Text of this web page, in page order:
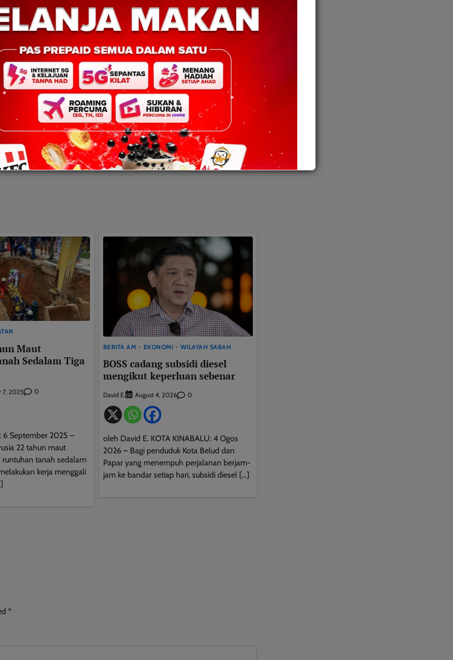
segmen ini berjaya menampilkan Sabah sebagai destinasi budaya
pelancongan dan pertukaran budaya.
& Pageant Association, iLumina dan Discover Sabah Digital yang
antarabangsa.
Peringkat Negeri, Joanna Kitingan, menyifatkan penyertaan
Sabah terus dipelihara dan dihargai di peringkat global.
bahawa warisan tradisi bukan sahaja mampu dikekalkan, malah
simbol kebanggaan serantau.
–
Next:Clarice Peter dinobat sebagai Zandi Tavanus Papar
Maut
Sedalam Tiga
7, 2025 0
6 September 2025 –
22 tahun maut
tanah sedalam
kerja menggali
BERITA AM EKONOMI WILAYAH SABAH
BOSS cadang subsidi diesel
mengikut keperluan sebenar
David E. August 4, 2026 0
oleh David E. KOTA KINABALU: 4 Ogos
2026 – Bagi penduduk Kota Belud dan
Papar yang menempuh perjalanan berjam-
jam ke bandar setiap hari, subsidi diesel […]
*
This will close in9seconds